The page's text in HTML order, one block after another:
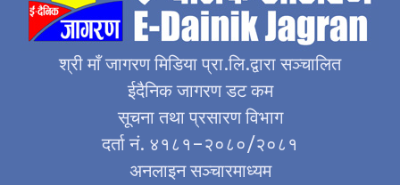
श्री माँ जागरण मिडिया प्रा.लि.द्वारा सञ्चालित
ईदैनिक जागरण डट कम
सूचना तथा प्रसारण विभाग
दर्ता नं. ४१८१–२०८०/२०८१
अनलाइन सञ्चारमाध्यम